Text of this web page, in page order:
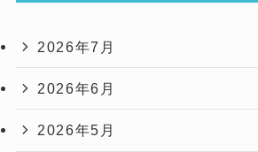
2026年7月
2026年6月
2026年5月